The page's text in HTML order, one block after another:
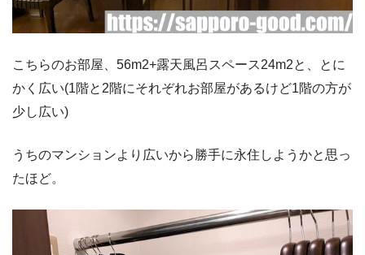
こちらのお部屋、56m2+露天風呂スペース24m2と、とに
かく広い(1階と2階にそれぞれお部屋があるけど1階の方が
少し広い)
うちのマンションより広いから勝手に永住しようかと思っ
たほど。